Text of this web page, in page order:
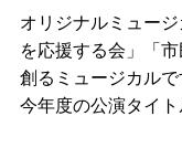
オリジナルミュー
を応援する会」「
創るミュージカルで
今年度の公演タイ